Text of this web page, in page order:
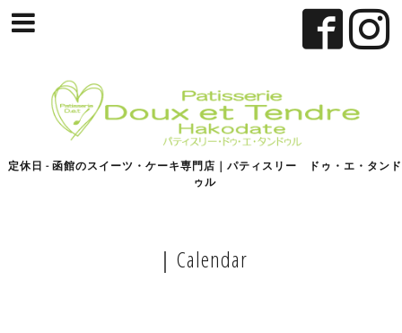
定休日 - 函館のスイーツ・ケーキ専門店｜パティスリー ドゥ・エ・タンド
ゥル
｜Calendar